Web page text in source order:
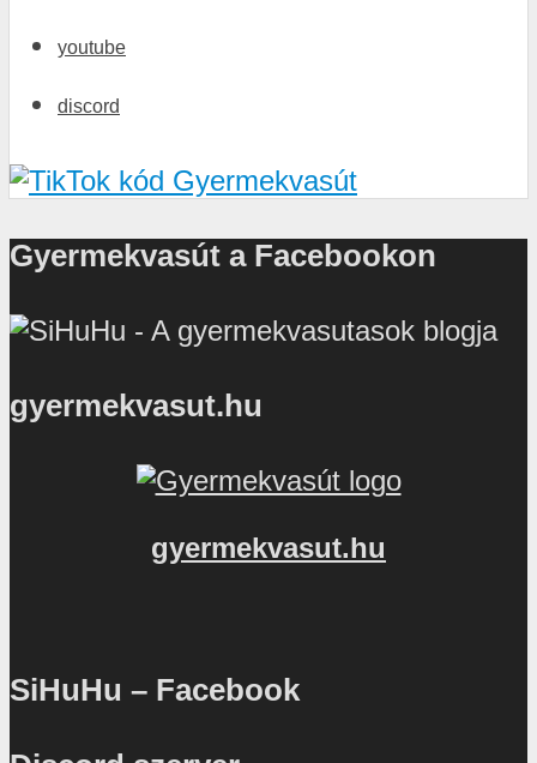
youtube
discord
Gyermekvasút a Facebookon
gyermekvasut.hu
gyermekvasut.hu
SiHuHu – Facebook